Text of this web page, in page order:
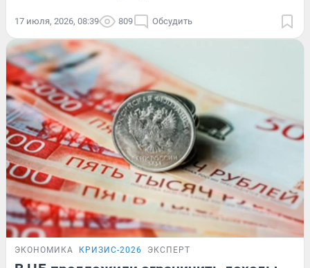
17 июля, 2026, 08:39 809 Обсудить
ЭКОНОМИКА КРИЗИС-2026 ЭКСПЕРТ